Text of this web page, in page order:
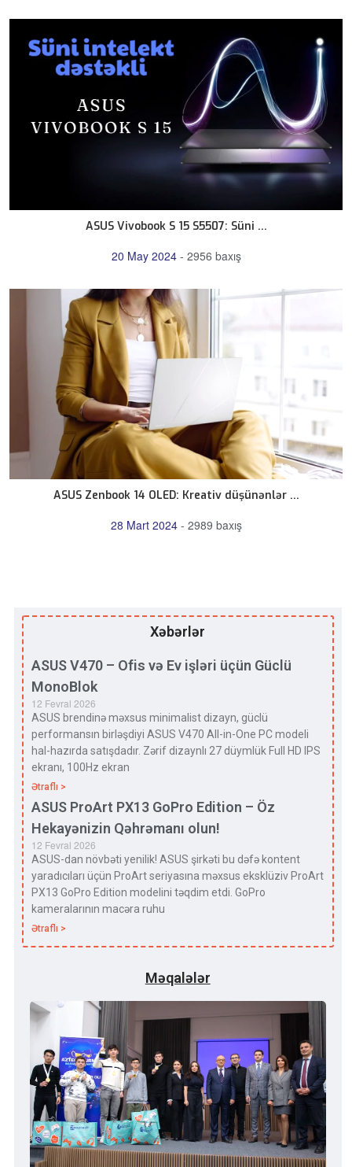
ASUS Vivobook S 15 S5507: Süni ...
20 May 2024- 2956 baxış
ASUS Zenbook 14 OLED: Kreativ düşünənlər ...
28 Mart 2024- 2989 baxış
Xəbərlər
ASUS V470 – Ofis və Ev işləri üçün Güclü
MonoBlok
12 Fevral 2026
ASUS brendinə məxsus minimalist dizayn, güclü
performansın birləşdiyi ASUS V470 All-in-One PC modeli
hal-hazırda satışdadır. Zərif dizaynlı 27 düymlük Full HD IPS
ekranı, 100Hz ekran
Ətraflı >
ASUS ProArt PX13 GoPro Edition – Öz
Hekayənizin Qəhrəmanı olun!
12 Fevral 2026
ASUS-dan növbəti yenilik! ASUS şirkəti bu dəfə kontent
yaradıcıları üçün ProArt seriyasına məxsus eksklüziv ProArt
PX13 GoPro Edition modelini təqdim etdi. GoPro
kameralarının macəra ruhu
Ətraflı >
Məqalələr